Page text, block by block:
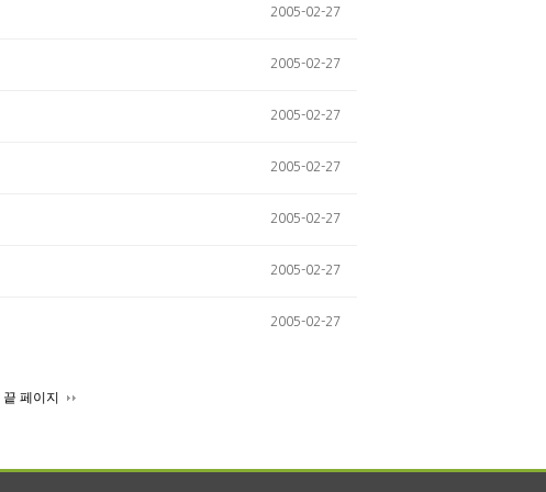
2005-02-27
2005-02-27
2005-02-27
2005-02-27
2005-02-27
2005-02-27
2005-02-27
끝 페이지